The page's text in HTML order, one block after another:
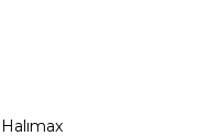
Halımax